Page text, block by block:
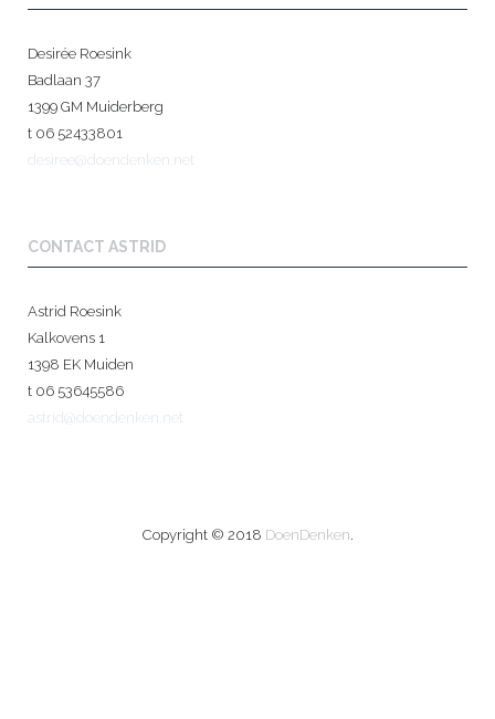
Desirée Roesink
Badlaan 37
1399 GM Muiderberg
t 06 52433801
desiree@doendenken.net
CONTACT ASTRID
Astrid Roesink
Kalkovens 1
1398 EK Muiden
t 06 53645586
astrid@doendenken.net
Copyright © 2018 DoenDenken.